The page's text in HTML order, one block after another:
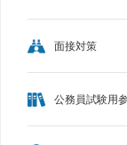
面接対策
公務員試験用